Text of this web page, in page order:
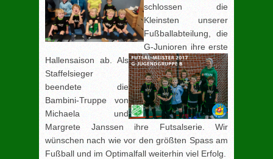
schlossen die
Kleinsten unserer
Fußballabteilung, die
G-Junioren ihre erste
Hallensaison ab. Als
Staffelsieger
beendete die
Bambini-Truppe von
Michaela und
Margrete Janssen ihre Futsalserie. Wir
wünschen nach wie vor den größten Spass am
Fußball und im Optimalfall weiterhin viel Erfolg.